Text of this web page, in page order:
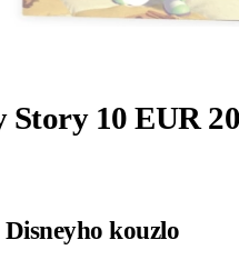
10 EUR
Disneyho kouzlo